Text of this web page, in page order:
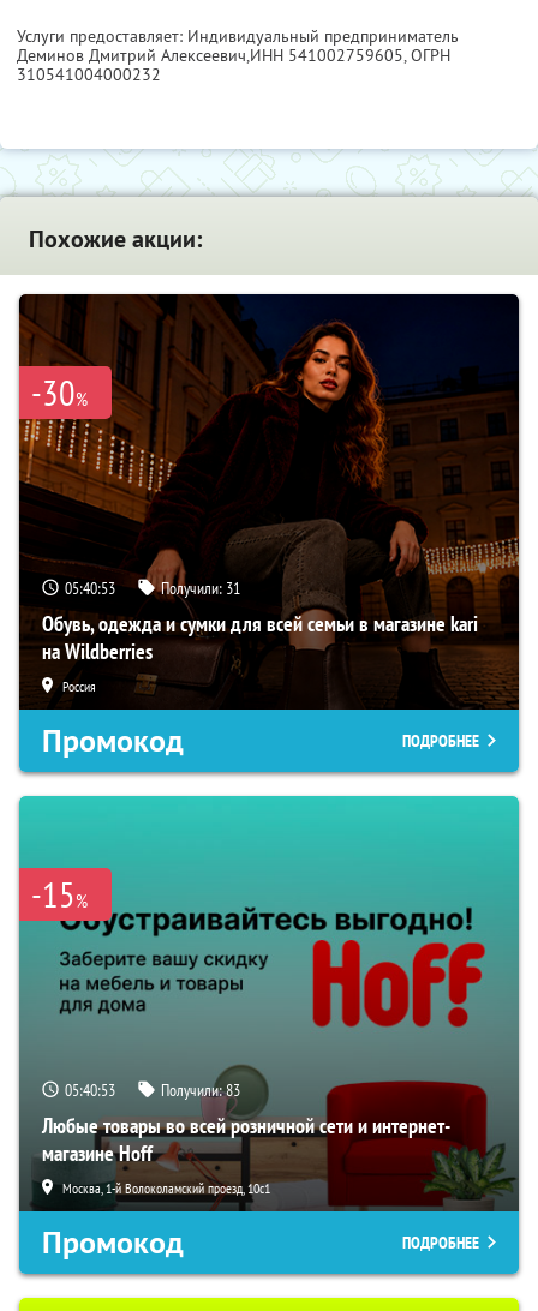
Услуги предоставляет: Индивидуальный предприниматель
Деминов Дмитрий Алексеевич,ИНН 541002759605, ОГРН
310541004000232
Похожие акции:
-30%
05:40:52 Получили: 31
Обувь, одежда и сумки для всей семьи в магазине kari
на Wildberries
Россия
Промокод ПОДРОБНЕЕ
-15%
05:40:52 Получили:83
Любые товары во всей розничной сети и интернет-
магазине Hoff
Москва, 1-й Волоколамский проезд, 10с1
Промокод ПОДРОБНЕЕ